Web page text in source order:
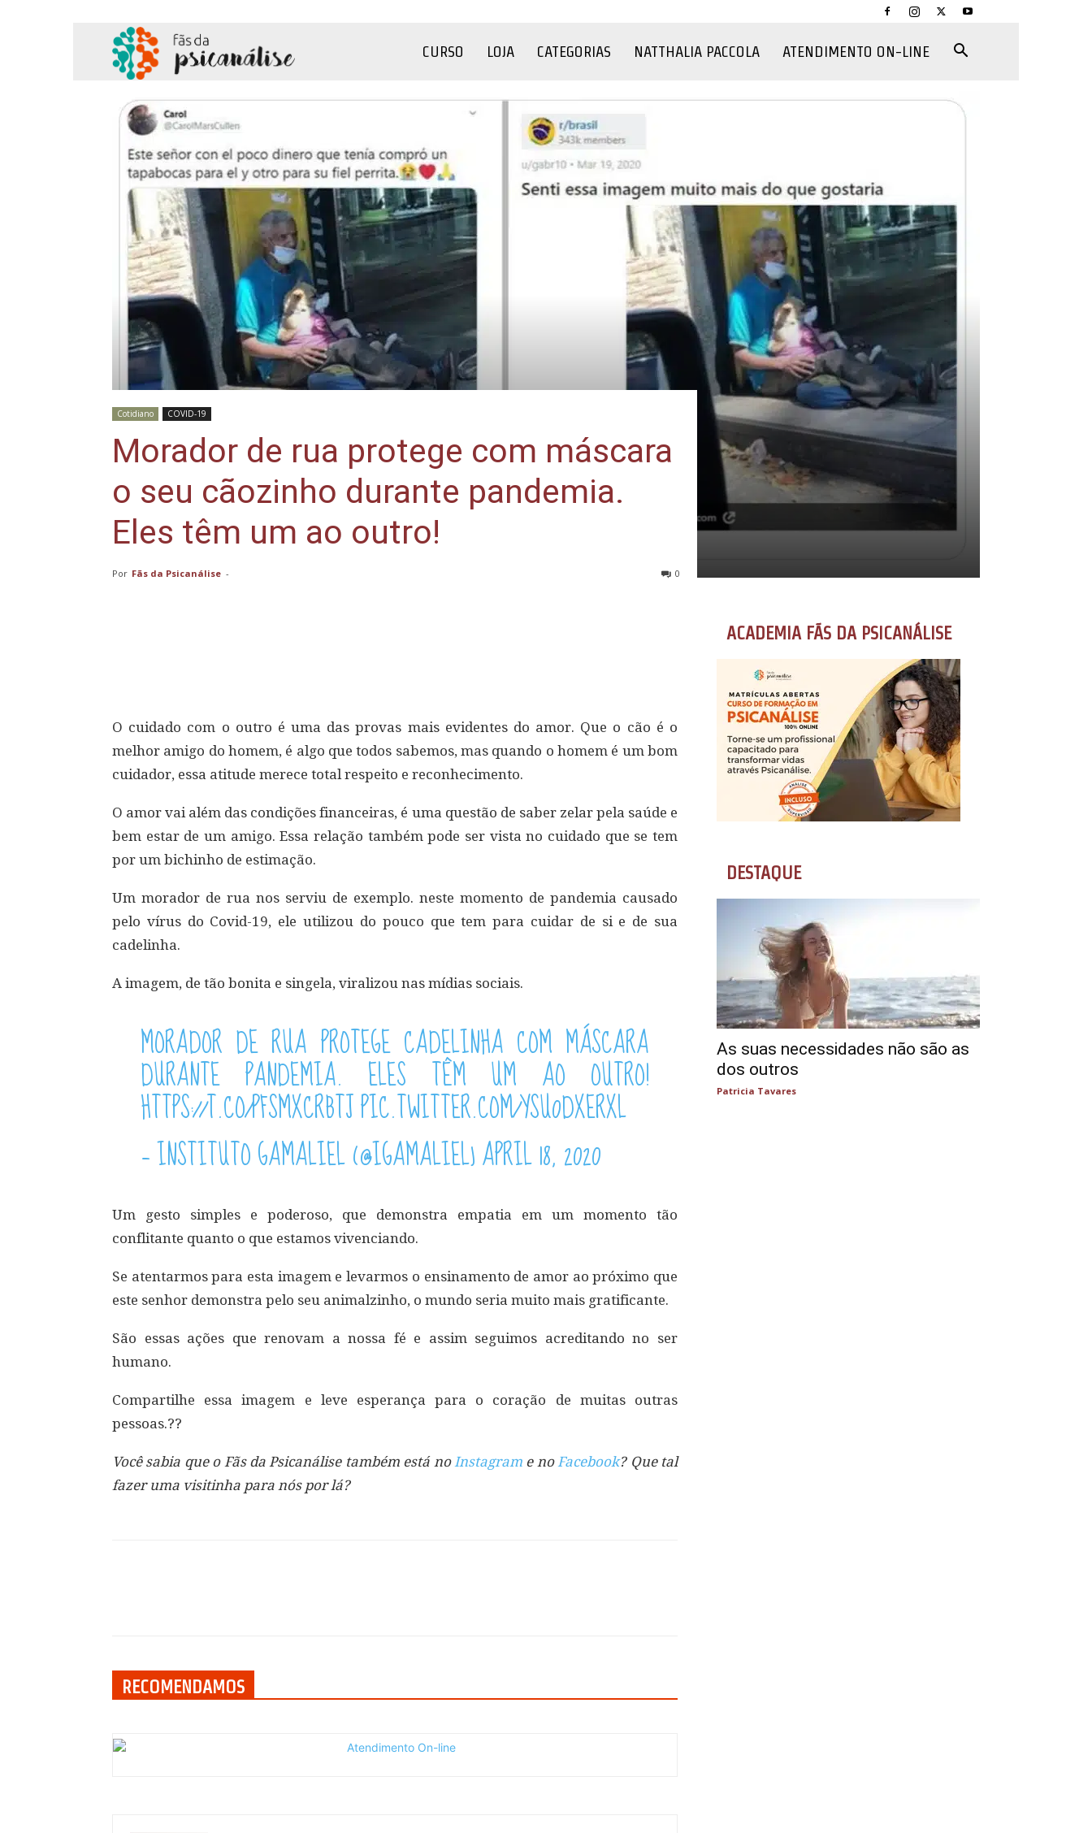
Psicanálise
CURSO LOJA CATEGORIAS NATTHALIA PACCOLA ATENDIMENTO ON-LINE
Cotidiano COVID-19
Morador de rua protege com máscara
o seu cãozinho durante pandemia.
Eles têm um ao outro!
Por Fãs da Psicanálise - 0
O cuidado com o outro é uma das provas mais evidentes do amor. Que o cão é o
melhor amigo do homem, é algo que todos sabemos, mas quando o homem é um bom
cuidador, essa atitude merece total respeito e reconhecimento.
O amor vai além das condições financeiras, é uma questão de saber zelar pela saúde e
bem estar de um amigo. Essa relação também pode ser vista no cuidado que se tem
por um bichinho de estimação.
Um morador de rua nos serviu de exemplo. neste momento de pandemia causado
pelo vírus do Covid-19, ele utilizou do pouco que tem para cuidar de si e de sua
cadelinha.
A imagem, de tão bonita e singela, viralizou nas mídias sociais.
MORADOR DE RUA PROTEGE CADELINHA COM MÁSCARA
DURANTE PANDEMIA. ELES TÊM UM AO OUTRO!
HTTPS://T.CO/PFSMXCRBTJPIC.TWITTER.COM/YSU0DXERXL
— INSTITUTO GAMALIEL (@IGAMALIEL)APRIL 18, 2020
Um gesto simples e poderoso, que demonstra empatia em um momento tão
conflitante quanto o que estamos vivenciando.
Se atentarmos para esta imagem e levarmos o ensinamento de amor ao próximo que
este senhor demonstra pelo seu animalzinho, o mundo seria muito mais gratificante.
São essas ações que renovam a nossa fé e assim seguimos acreditando no ser
humano.
Compartilhe essa imagem e leve esperança para o coração de muitas outras
pessoas.??
Você sabia que o Fãs da Psicanálise também está noInstagram e noFacebook? Que tal
fazer uma visitinha para nós por lá?
RECOMENDAMOS
ACADEMIA FÃS DA PSICANÁLISE
DESTAQUE
As suas necessidades não são as
dos outros
Patricia Tavares